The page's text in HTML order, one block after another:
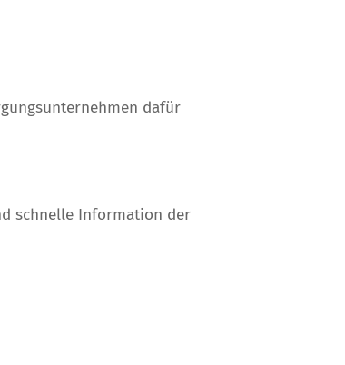
dafür
schnelle Information der